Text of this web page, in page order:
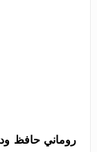
روماني حافظ